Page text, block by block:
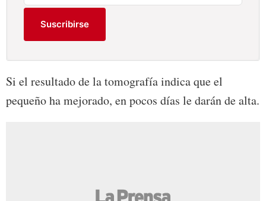
Suscribirse
Si el resultado de la tomografía indica que el
pequeño ha mejorado, en pocos días le darán de alta.